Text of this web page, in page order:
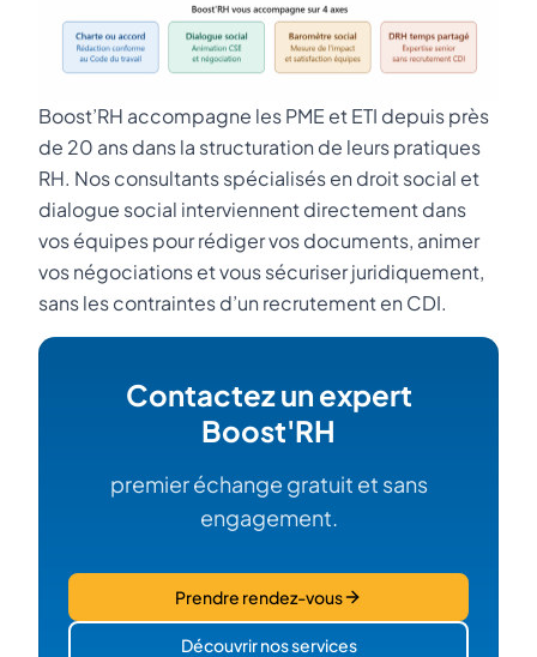
Boost’RH accompagne les PME et ETI depuis près
de 20 ans dans la structuration de leurs pratiques
RH. Nos consultants spécialisés en droit social et
dialogue social interviennent directement dans
vos équipes pour rédiger vos documents, animer
vos négociations et vous sécuriser juridiquement,
sans les contraintes d’un recrutement en CDI.
Contactez un expert
Boost'RH
premier échange gratuit et sans
engagement.
Prendre rendez-vous
Découvrir nos services